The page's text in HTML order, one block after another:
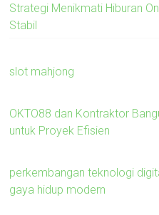
Strategi Menikmati Hiburan
Stabil
slot mahjong
OKTO88 dan Kontraktor
untuk Proyek Efisien
perkembangan teknologi
gaya hidup modern